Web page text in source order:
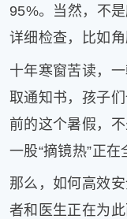
物
生
百
流
言
问
95%。当然，不
详细检查，比如角
十年寒窗苦读，
取通知书，孩子
前的这个暑假，
一股“摘镜热”正在
那么，如何高效
者和医生正在为此